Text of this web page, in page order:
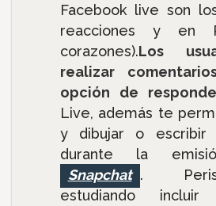
Facebook live son
reacciones y en
corazones).Los
realizar
opción de
Live, además te
y dibujar o escribir
durante la
Snapchat .
estudiando